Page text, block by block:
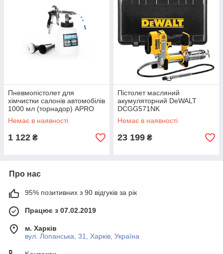
Пневмопістолет для
хімчистки салонів автомобілів
1000 мл (торнадор) APRO
Немає в наявності
1 122 ₴
Пістолет масляний
акумуляторний DeWALT
DCGG571NK
Немає в наявності
23 199 ₴
Про нас
95% позитивних з 90 відгуків за рік
Працює з 07.02.2019
м. Харків
вул. Лопанська, 31, Харків, Україна